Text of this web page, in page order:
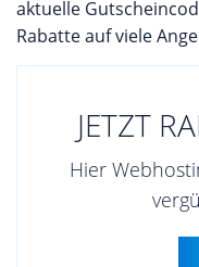
aktuelle
Rabatte auf viele
JETZT
Hier